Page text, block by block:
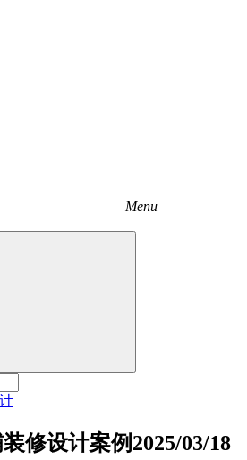
Menu
修设计案例2025/03/18